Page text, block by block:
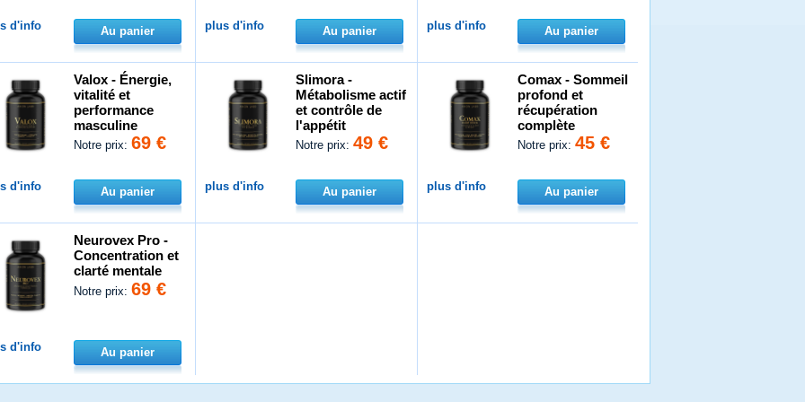
d'info Au panier plus d'info Au panier plus d'info Au panier
Valox - Énergie,
vitalité et
performance
masculine
Notre prix:69 €
d'info Au panier
Slimora -
Métabolisme actif
et contrôle de
l'appétit
Notre prix:49 €
plus d'info Au panier
Comax - Sommeil
profond et
récupération
complète
Notre prix:45 €
plus d'info Au panier
Neurovex Pro -
Concentration et
clarté mentale
Notre prix:69 €
d'info Au panier